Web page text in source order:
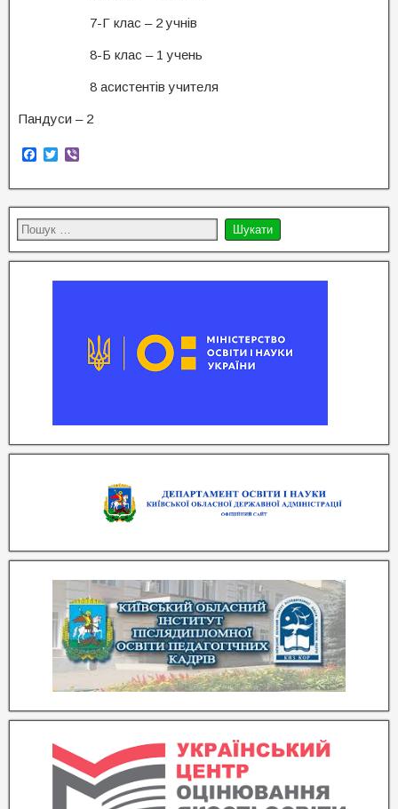
7-Г клас – 2 учнів
8-Б клас – 1 учень
8 асистентів учителя
Пандуси – 2
F
b
o
o
k
T
t
e
r
r